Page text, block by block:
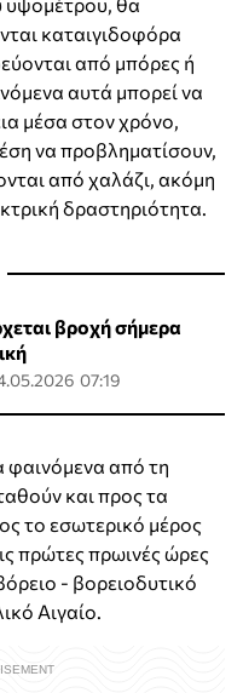
καταιγιδοφόρα
από μπόρες ή
αυτά μπορεί να
μέσα στον χρόνο,
να προβληματίσουν,
από χαλάζι, ακόμη
δραστηριότητα.
βροχή σήμερα
07:19
φαινόμενα από τη
και προς τα
το εσωτερικό μέρος
πρώτες πρωινές ώρες
- βορειοδυτικό
Αιγαίο.